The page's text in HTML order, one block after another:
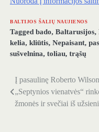
BALTIJOS ŠALIŲ NAUJIENOS
Tagged bado, Baltarusijos,
kelia, kliūtis, Nepaisant,
sušvelnina, toliau, trąšų
Navigacija
tarp
Į pasaulinę Roberto
„Septynios vienatvės“
žmonės ir svečiai iš